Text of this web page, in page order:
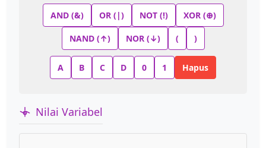
AND (&) OR (|) NOT (!) XOR (⊕)
NAND (↑) NOR (↓) ( )
A B C D 0 1 Hapus
Nilai Variabel